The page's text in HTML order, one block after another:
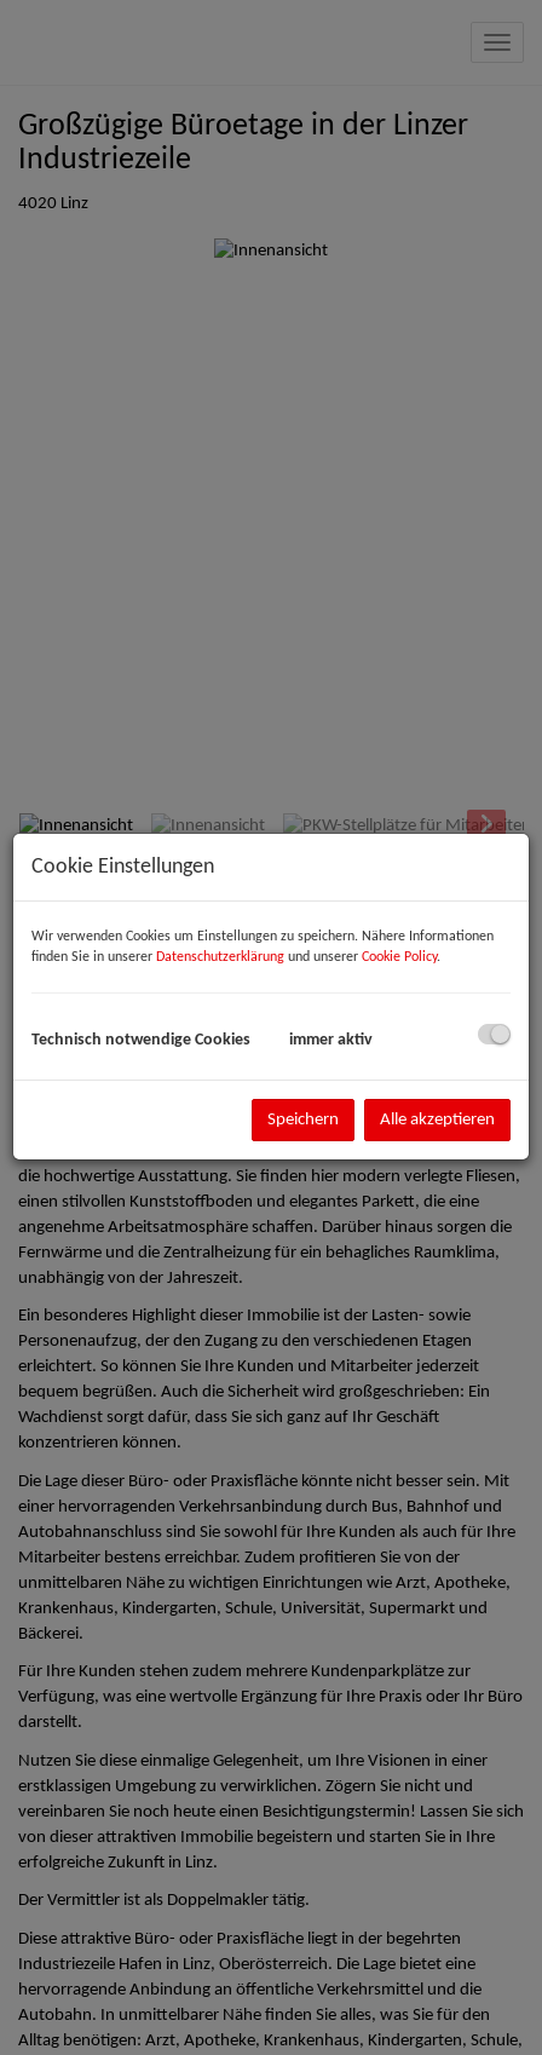
Großzügige Büroetage in der Linzer
Industriezeile
4020 Linz
Willkommen in Ihrer neuen Büro- oder Praxisfläche im Herzen von
eine beeindruckende Fläche von 333 m², die sowohl Funktionalität als
die hochwertige Ausstattung. Sie finden hier modern verlegte Fliesen,
einen stilvollen Kunststoffboden und elegantes Parkett, die eine
angenehme Arbeitsatmosphäre schaffen. Darüber hinaus sorgen die
Fernwärme und die Zentralheizung für ein behagliches Raumklima,
unabhängig von der Jahreszeit.
Ein besonderes Highlight dieser Immobilie ist der Lasten- sowie
Personenaufzug, der den Zugang zu den verschiedenen Etagen
erleichtert. So können Sie Ihre Kunden und Mitarbeiter jederzeit
bequem begrüßen. Auch die Sicherheit wird großgeschrieben: Ein
Wachdienst sorgt dafür, dass Sie sich ganz auf Ihr Geschäft
konzentrieren können.
Die Lage dieser Büro- oder Praxisfläche könnte nicht besser sein. Mit
einer hervorragenden Verkehrsanbindung durch Bus, Bahnhof und
Autobahnanschluss sind Sie sowohl für Ihre Kunden als auch für Ihre
Mitarbeiter bestens erreichbar. Zudem profitieren Sie von der
unmittelbaren Nähe zu wichtigen Einrichtungen wie Arzt, Apotheke,
Krankenhaus, Kindergarten, Schule, Universität, Supermarkt und
Bäckerei.
Für Ihre Kunden stehen zudem mehrere Kundenparkplätze zur
Verfügung, was eine wertvolle Ergänzung für Ihre Praxis oder Ihr Büro
darstellt.
Nutzen Sie diese einmalige Gelegenheit, um Ihre Visionen in einer
erstklassigen Umgebung zu verwirklichen. Zögern Sie nicht und
vereinbaren Sie noch heute einen Besichtigungstermin! Lassen Sie sich
von dieser attraktiven Immobilie begeistern und starten Sie in Ihre
erfolgreiche Zukunft in Linz.
Der Vermittler ist als Doppelmakler tätig.
Diese attraktive Büro- oder Praxisfläche liegt in der begehrten
Industriezeile Hafen in Linz, Oberösterreich. Die Lage bietet eine
hervorragende Anbindung an öffentliche Verkehrsmittel und die
Autobahn. In unmittelbarer Nähe finden Sie alles, was Sie für den
Alltag benötigen: Arzt, Apotheke, Krankenhaus, Kindergarten, Schule,
Cookie Einstellungen
Wir verwenden Cookies um Einstellungen zu speichern. Nähere Informationen
finden Sie in unserer Datenschutzerklärung und unserer Cookie Policy.
Technisch notwendige Cookies immer aktiv
Speichern Alle akzeptieren